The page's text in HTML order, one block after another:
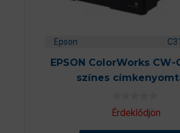
Epson
EPSON ColorWorks CW-
színes
0
aÉrdeklődjön